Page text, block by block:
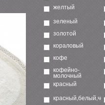
желтый
зеленый
золотой
кораловый
кофе
кофейно-
молочный
красный